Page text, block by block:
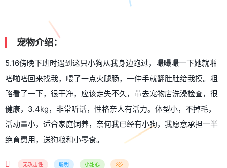
宠物介绍：
5.16傍晚下班时遇到这只小狗从我身边跑过，嘬嘬嘬一下她就啪
嗒啪嗒回来找我，喂了一点火腿肠，一伸手就翻肚肚给我摸。粗
略看了一下，很干净，应该走失不久，带去宠物店洗澡检查，很
健康，3.4kg，非常听话，性格亲人有活力。体型小，不掉毛，
活动量小，适合家庭饲养，奈何我已经有小狗，我愿意承担一半
绝育费用，送狗粮和小零食。
无攻击性 聪明 小甜心 3岁